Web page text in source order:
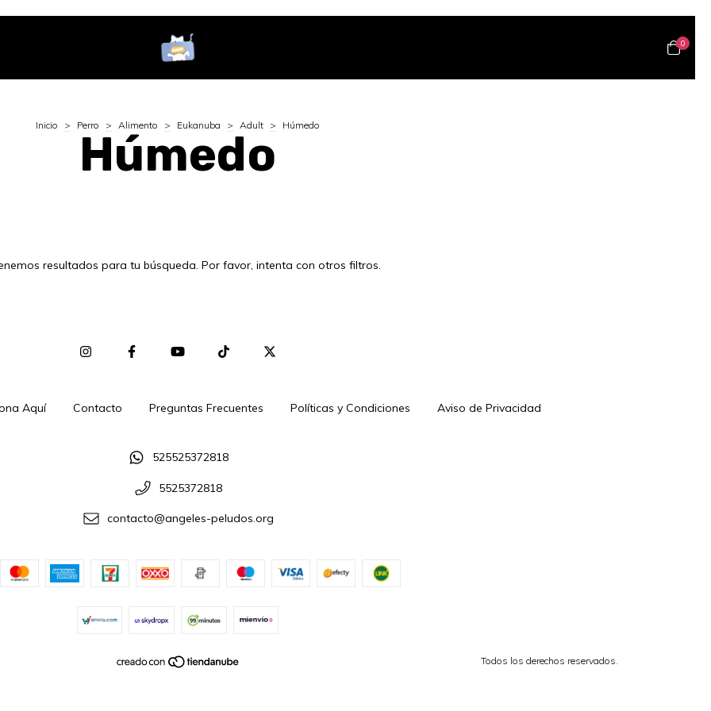
0
Inicio > Perro > Alimento > Eukanuba > Adult > Húmedo
Húmedo
resultados para tu búsqueda. Por favor, intenta con otros filtros.
Aquí Contacto Preguntas Frecuentes Políticas y Condiciones Aviso de Privacidad
525525372818
5525372818
contacto@angeles-peludos.org
Todos los derechos reservados.